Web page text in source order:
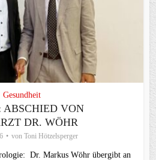
Gesundheit
ABSCHIED VON
DR. WÖHR
von Toni Hötzelsperger
Dr. Markus Wöhr übergibt an